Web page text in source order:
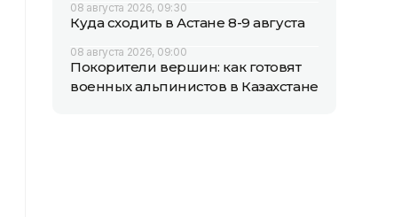
08 августа 2026, 09:30
Куда сходить в Астане 8-9 августа
08 августа 2026, 09:00
Покорители вершин: как готовят
военных альпинистов в Казахстане